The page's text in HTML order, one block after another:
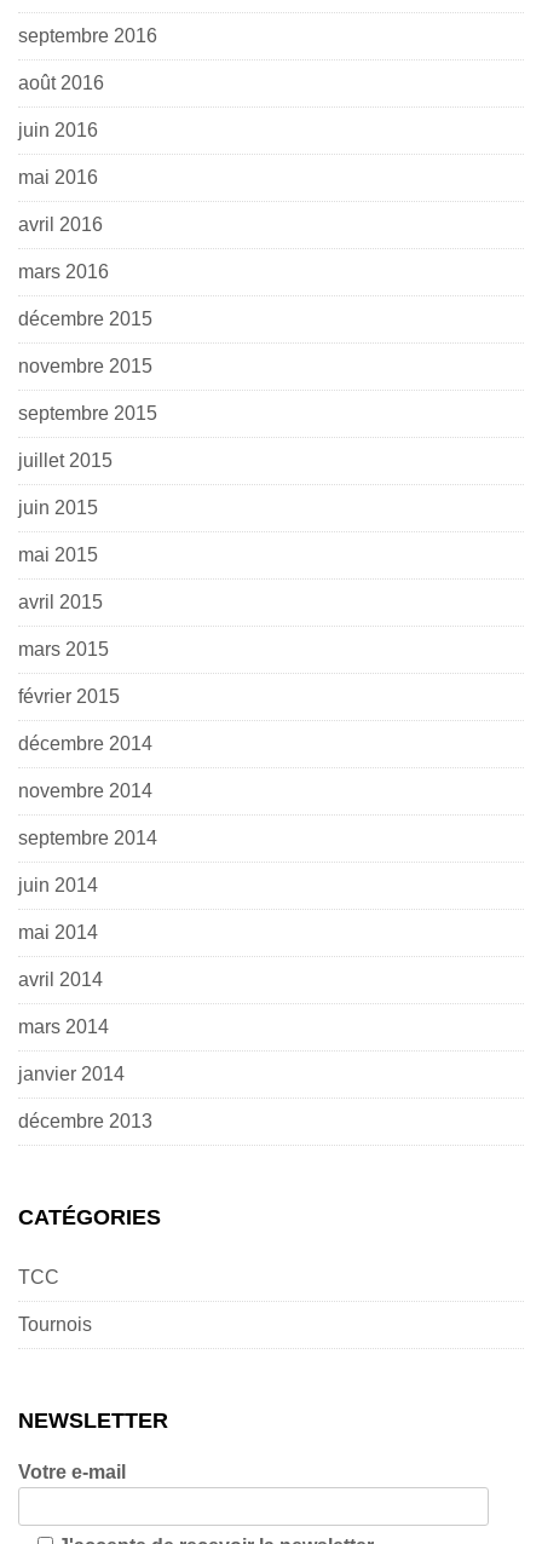
septembre 2016
août 2016
juin 2016
mai 2016
avril 2016
mars 2016
décembre 2015
novembre 2015
septembre 2015
juillet 2015
juin 2015
mai 2015
avril 2015
mars 2015
février 2015
décembre 2014
novembre 2014
septembre 2014
juin 2014
mai 2014
avril 2014
mars 2014
janvier 2014
décembre 2013
CATÉGORIES
TCC
Tournois
NEWSLETTER
Votre e-mail